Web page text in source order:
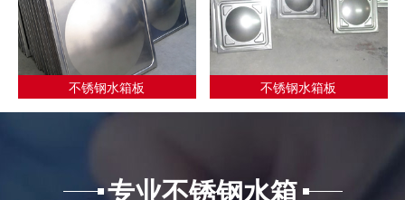
不锈钢水箱板 不锈钢水箱板
专业不锈钢水箱